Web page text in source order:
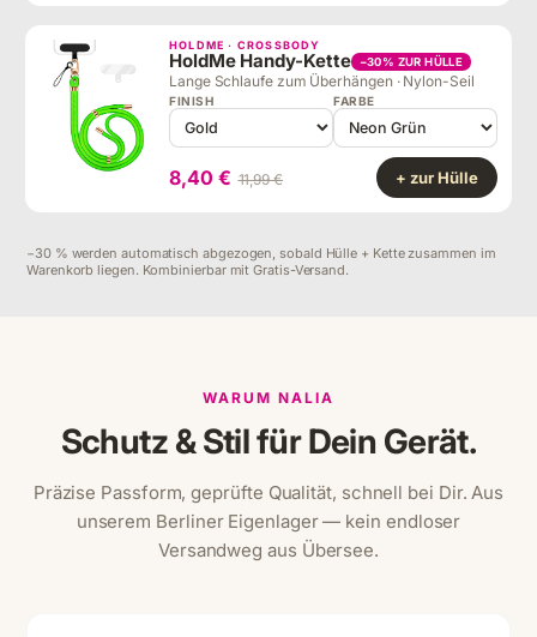
HOLDME · CROSSBODY
HoldMe Handy-Kette −30% ZUR HÜLLE
Lange Schlaufe zum Überhängen · Nylon-Seil
FINISH FARBE
8,40 € 11,99 € + zur Hülle
−30 % werden automatisch abgezogen, sobald Hülle + Kette zusammen im
Warenkorb liegen. Kombinierbar mit Gratis-Versand.
WARUM NALIA
Schutz & Stil für Dein Gerät.
Präzise Passform, geprüfte Qualität, schnell bei Dir. Aus
unserem Berliner Eigenlager — kein endloser
Versandweg aus Übersee.